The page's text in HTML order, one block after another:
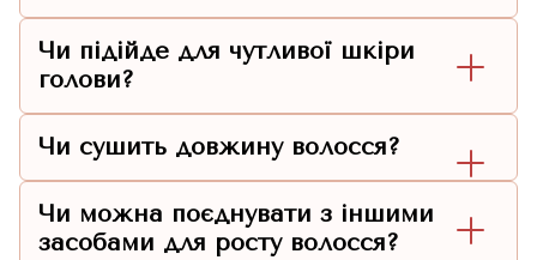
Чи підійде для чутливої шкіри
голови?
Чи сушить довжину волосся?
Чи можна поєднувати з іншими
засобами для росту волосся?